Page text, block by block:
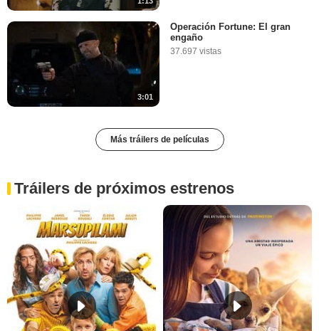
3:01
Operación Fortune: El gran
engaño
37.697 vistas
Más tráilers de películas
Tráilers de próximos estrenos